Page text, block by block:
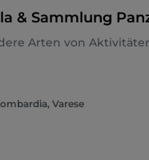
& Sammlung
Arten von
Varese